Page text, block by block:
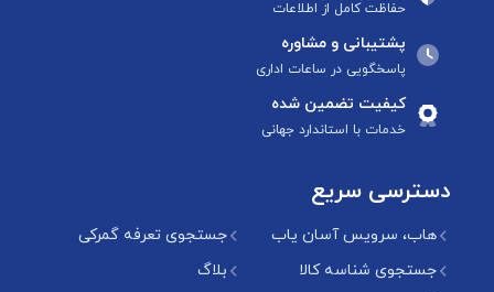
حفاظت کامل از اطلاعات
پشتیبانی و مشاوره
پاسخگویی در ساعات اداری
کیفیت تضمین شده
خدمات با استاندارد جهانی
دسترسی سریع
هاب، سرویس آسان یاب
جستجوی تعرفه گمرکی
جستجوی شناسه کالا
بلاگ